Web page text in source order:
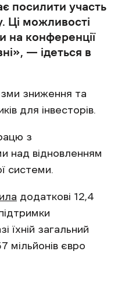
посилити участь
Ці можливості
на конференції
— ідеться в
зниження та
для інвесторів.
з
над відновленням
системи.
додаткові 12,4
їхній загальний
мільйонів євро